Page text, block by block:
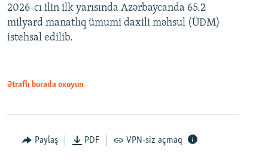
Auto 240p 360p 480p
360p
480p
2026-cı ilin ilk yarısında Azərbaycanda 65.2
milyard manatlıq ümumi daxili məhsul (ÜDM)
istehsal edilib.
Ətraflı burada oxuyun
Paylaş PDF VPN-siz açmaq